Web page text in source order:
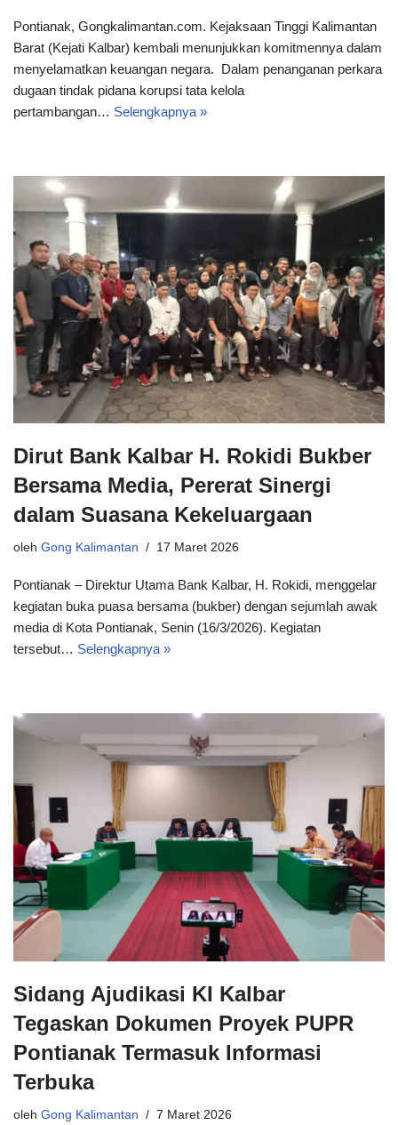
Pontianak, Gongkalimantan.com. Kejaksaan Tinggi Kalimantan
Barat (Kejati Kalbar) kembali menunjukkan komitmennya dalam
menyelamatkan keuangan negara. Dalam penanganan perkara
dugaan tindak pidana korupsi tata kelola
pertambangan… Selengkapnya »
Dirut Bank Kalbar H. Rokidi Bukber
Bersama Media, Pererat Sinergi
dalam Suasana Kekeluargaan
oleh Gong Kalimantan 17 Maret 2026
Pontianak – Direktur Utama Bank Kalbar, H. Rokidi, menggelar
kegiatan buka puasa bersama (bukber) dengan sejumlah awak
media di Kota Pontianak, Senin (16/3/2026). Kegiatan
tersebut… Selengkapnya »
Sidang Ajudikasi KI Kalbar
Tegaskan Dokumen Proyek PUPR
Pontianak Termasuk Informasi
Terbuka
oleh Gong Kalimantan 7 Maret 2026